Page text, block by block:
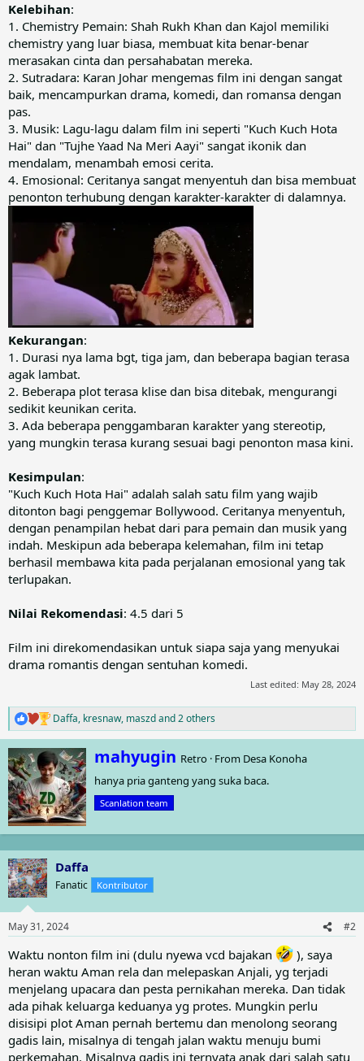
Kelebihan:
1. Chemistry Pemain: Shah Rukh Khan dan Kajol memiliki
chemistry yang luar biasa, membuat kita benar-benar
merasakan cinta dan persahabatan mereka.
2. Sutradara: Karan Johar mengemas film ini dengan sangat
baik, mencampurkan drama, komedi, dan romansa dengan
pas.
3. Musik: Lagu-lagu dalam film ini seperti "Kuch Kuch Hota
Hai" dan "Tujhe Yaad Na Meri Aayi" sangat ikonik dan
mendalam, menambah emosi cerita.
4. Emosional: Ceritanya sangat menyentuh dan bisa membuat
penonton terhubung dengan karakter-karakter di dalamnya.
Kekurangan:
1. Durasi nya lama bgt, tiga jam, dan beberapa bagian terasa
agak lambat.
2. Beberapa plot terasa klise dan bisa ditebak, mengurangi
sedikit keunikan cerita.
3. Ada beberapa penggambaran karakter yang stereotip,
yang mungkin terasa kurang sesuai bagi penonton masa kini.
Kesimpulan:
"Kuch Kuch Hota Hai" adalah salah satu film yang wajib
ditonton bagi penggemar Bollywood. Ceritanya menyentuh,
dengan penampilan hebat dari para pemain dan musik yang
indah. Meskipun ada beberapa kelemahan, film ini tetap
berhasil membawa kita pada perjalanan emosional yang tak
terlupakan.
Nilai Rekomendasi: 4.5 dari 5
Film ini direkomendasikan untuk siapa saja yang menyukai
drama romantis dengan sentuhan komedi.
Last edited: May 28, 2024
R
e
a
c
t
i
o
n
s
Daffa, kresnaw, maszdand 2 others
W
r
i
t
t
b
mahyugin Retro · From Desa Konoha
hanya pria ganteng yang suka baca.
Scanlation team
Daffa
Fanatic Kontributor
May 31, 2024 #2
Waktu nonton film ini (dulu nyewa vcd bajakan
), saya
heran waktu Aman rela dan melepaskan Anjali, yg terjadi
menjelang upacara dan pesta pernikahan mereka. Dan tidak
ada pihak keluarga keduanya yg protes. Mungkin perlu
disisipi plot Aman pernah bertemu dan menolong seorang
gadis lain, misalnya di tengah jalan waktu menuju bumi
perkemahan. Misalnya gadis ini ternyata anak dari salah satu